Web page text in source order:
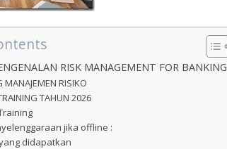
RISK MANAGEMENT FOR BANKING
MANAJEMEN RISIKO
TAHUN 2026
jika offline :
didapatkan